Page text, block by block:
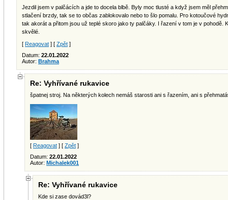
Jezdil jsem v palčácích a jde to docela blbě. Byly moc tlusté a když jsem měl
stlačení brzdy, tak se to občas zablokovalo nebo to šlo pomalu. Pro kotoučové
tak akorát a přitom jsou už teplé skoro jako ty palčáky. I řazení v tom je v pohodě.
skvělé.
[ Reagovat ] [ Zpět ]
Datum: 22.01.2022
Autor: Brahma
Re: Vyhřívané rukavice
špatnej stroj. Na některých kolech nemáš starosti ani s řazením, ani s
[ Reagovat ] [ Zpět ]
Datum: 22.01.2022
Autor: Michalek001
Re: Vyhřívané rukavice
Kde si zase dovád3l?